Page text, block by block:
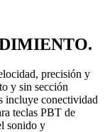
precisión y
y sin sección
incluye conectividad
teclas PBT de
sonido y